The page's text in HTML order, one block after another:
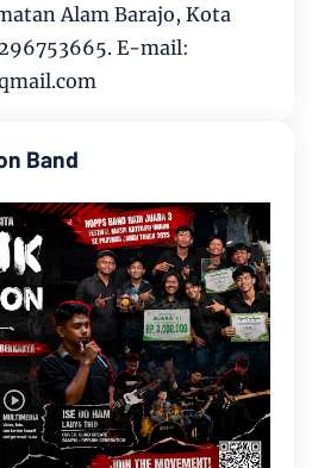
Alam Barajo, Kota
E-mail:
Band